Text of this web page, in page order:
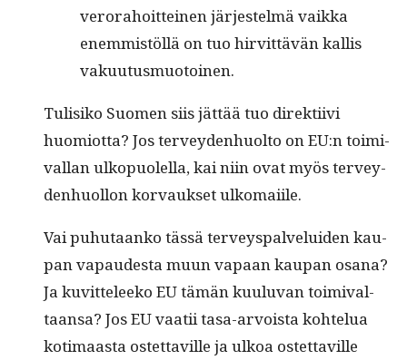
verora­hoit­teinen jär­jestelmä vaik­ka
enem­mistöl­lä on tuo hirvit­tävän kallis
vakuutusmuotoinen.
Tulisiko Suomen siis jät­tää tuo direk­ti­ivi
huomiotta? Jos ter­vey­den­huolto on EU:n toimi­
val­lan ulkop­uolel­la, kai niin ovat myös ter­vey­
den­huol­lon kor­vauk­set ulkomaiile.
Vai puhutaanko tässä ter­veyspalvelu­iden kau­
pan vapaud­es­ta muun vapaan kau­pan osana?
Ja kuvit­teleeko EU tämän kuu­lu­van toimi­val­
taansa? Jos EU vaatii tasa-arvoista kohtelua
koti­maas­ta ostet­taville ja ulkoa ostet­taville